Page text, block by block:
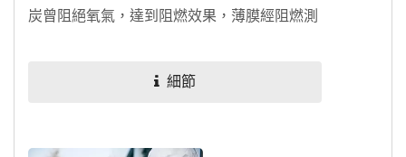
炭曾阻絕氧氣，達到阻燃效果，薄膜經阻燃測
細節